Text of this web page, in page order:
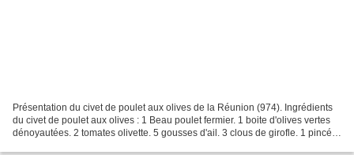
Présentation du civet de poulet aux olives de la Réunion (974). Ingrédients
du civet de poulet aux olives : 1 Beau poulet fermier. 1 boite d'olives vertes
dénoyautées. 2 tomates olivette. 5 gousses d'ail. 3 clous de girofle. 1 pincée